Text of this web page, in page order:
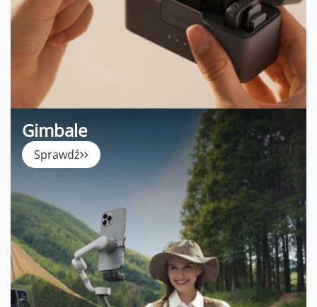
Gimbale
Sprawdź